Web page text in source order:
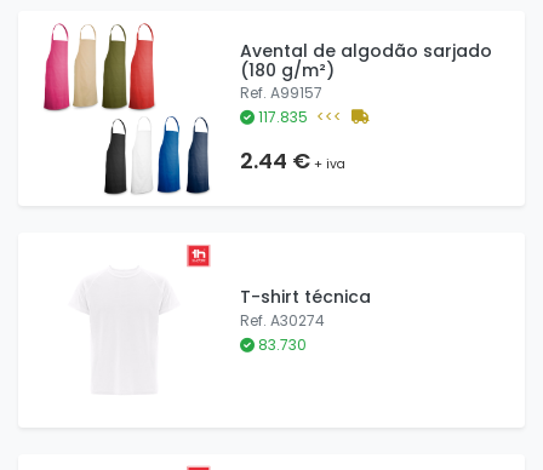
Avental de algodão sarjado
(180 g/m²)
Ref. A99157
117.835 <<<
2.44 €+ iva
T-shirt técnica
Ref. A30274
83.730